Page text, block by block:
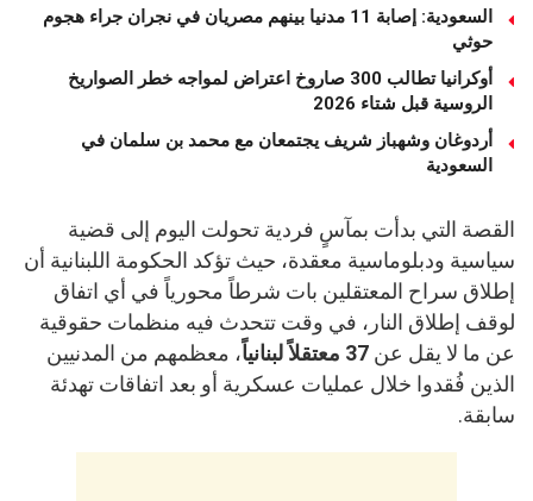
السعودية: إصابة 11 مدنيا بينهم مصريان في نجران جراء هجوم
حوثي
أوكرانيا تطالب 300 صاروخ اعتراض لمواجه خطر الصواريخ
الروسية قبل شتاء 2026
أردوغان وشهباز شريف يجتمعان مع محمد بن سلمان في
السعودية
القصة التي بدأت بمآسٍ فردية تحولت اليوم إلى قضية
سياسية ودبلوماسية معقدة، حيث تؤكد الحكومة اللبنانية أن
إطلاق سراح المعتقلين بات شرطاً محورياً في أي اتفاق
لوقف إطلاق النار، في وقت تتحدث فيه منظمات حقوقية
عن ما لا يقل عن 37 معتقلاً لبنانياً
، معظمهم من المدنيين
الذين فُقدوا خلال عمليات عسكرية أو بعد اتفاقات تهدئة
سابقة.